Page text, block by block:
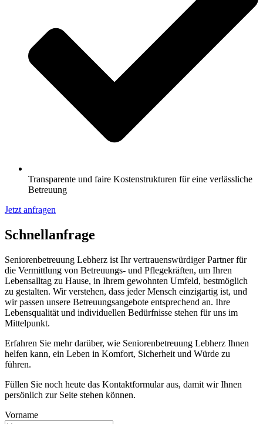
Transparente und faire Kostenstrukturen für eine verlässliche
Betreuung
Jetzt anfragen
Schnell­anfrage
Seniorenbetreuung Lebherz ist Ihr vertrauenswürdiger Partner für
die Vermittlung von Betreuungs- und Pflegekräften, um Ihren
Lebensalltag zu Hause, in Ihrem gewohnten Umfeld, bestmöglich
zu gestalten. Wir verstehen, dass jeder Mensch einzigartig ist, und
wir passen unsere Betreuungsangebote entsprechend an. Ihre
Lebensqualität und individuellen Bedürfnisse stehen für uns im
Mittelpunkt.
Erfahren Sie mehr darüber, wie Seniorenbetreuung Lebherz Ihnen
helfen kann, ein Leben in Komfort, Sicherheit und Würde zu
führen.
Füllen Sie noch heute das Kontaktformular aus, damit wir Ihnen
persönlich zur Seite stehen können.
Vorname